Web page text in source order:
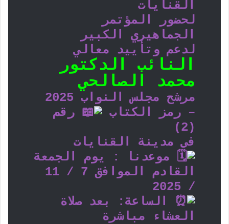
القنايات
لحضور المؤتمر
الجماهيري الكبير
لدعم وتأييد معالي
النائب الدكتور
محمد الصالحي
مرشح مجلس النواب 2025
– رمز الكتاب
رقم
(2)
فى مدينة القنايات
موعدنا : يوم الجمعة
القادم الموافق 7 / 11
/ 2025
الساعة: بعد صلاة
العشاء مباشرة